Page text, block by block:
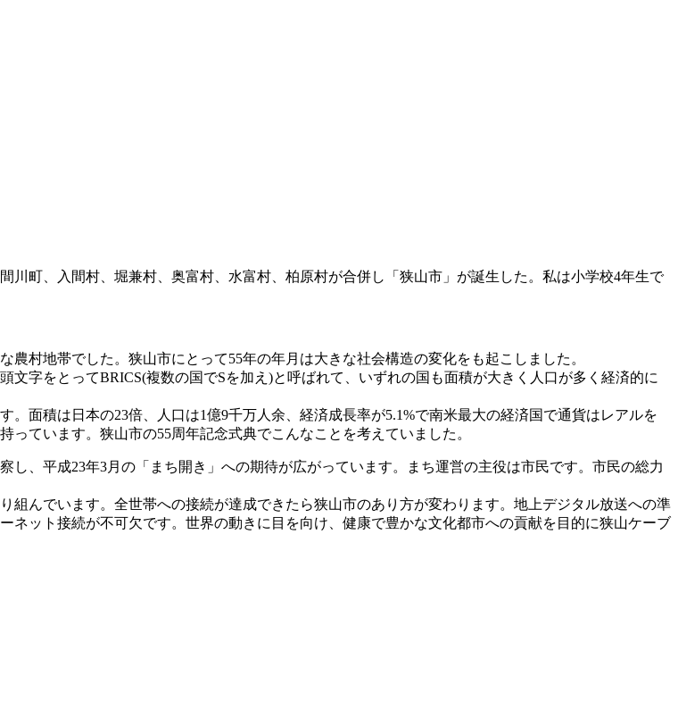
川町、入間村、堀兼村、奥富村、水富村、柏原村が合併し「狭山市」が誕生した。私は小学校4年生で
村地帯でした。狭山市にとって55年の年月は大きな社会構造の変化をも起こしました。
字をとってBRICS(複数の国でSを加え)と呼ばれて、いずれの国も面積が大きく人口が多く経済的に
面積は日本の23倍、人口は1億9千万人余、経済成長率が5.1%で南米最大の経済国で通貨はレアルを
ています。狭山市の55周年記念式典でこんなことを考えていました。
、平成23年3月の「まち開き」への期待が広がっています。まち運営の主役は市民です。市民の総力
んでいます。全世帯への接続が達成できたら狭山市のあり方が変わります。地上デジタル放送への準
ット接続が不可欠です。世界の動きに目を向け、健康で豊かな文化都市への貢献を目的に狭山ケーブ